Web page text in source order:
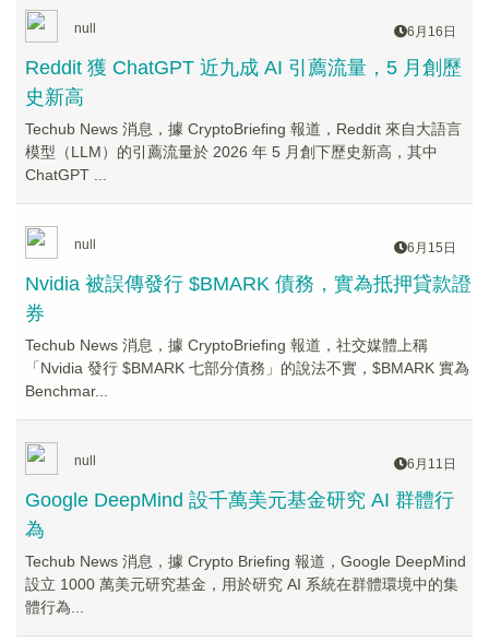
null 6月16日
Reddit 獲 ChatGPT 近九成 AI 引薦流量，5 月創歷
史新高
Techub News 消息，據 CryptoBriefing 報道，Reddit 來自大語言
模型（LLM）的引薦流量於 2026 年 5 月創下歷史新高，其中
ChatGPT ...
null 6月15日
Nvidia 被誤傳發行 $BMARK 債務，實為抵押貸款證
券
Techub News 消息，據 CryptoBriefing 報道，社交媒體上稱
「Nvidia 發行 $BMARK 七部分債務」的說法不實，$BMARK 實為
Benchmar...
null 6月11日
Google DeepMind 設千萬美元基金研究 AI 群體行
為
Techub News 消息，據 Crypto Briefing 報道，Google DeepMind
設立 1000 萬美元研究基金，用於研究 AI 系統在群體環境中的集
體行為...